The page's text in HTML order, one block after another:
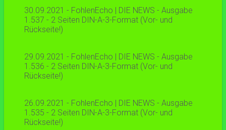
30.09.2021 - FohlenEcho | DIE NEWS - Ausgabe
1.537 - 2 Seiten DIN-A-3-Format (Vor- und
Rückseite!)
29.09.2021 - FohlenEcho | DIE NEWS - Ausgabe
1.536 - 2 Seiten DIN-A-3-Format (Vor- und
Rückseite!)
26.09.2021 - FohlenEcho | DIE NEWS - Ausgabe
1.535 - 2 Seiten DIN-A-3-Format (Vor- und
Rückseite!)